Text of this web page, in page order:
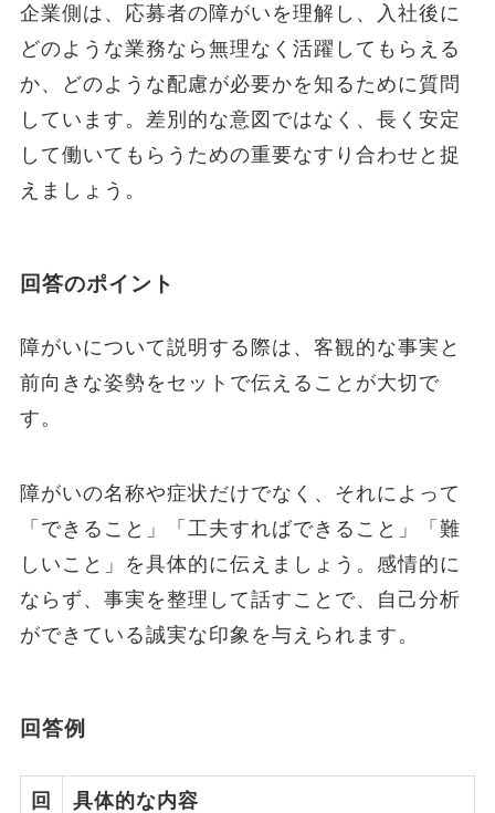
企業側は、応募者の障がいを理解し、入社後に
どのような業務なら無理なく活躍してもらえる
か、どのような配慮が必要かを知るために質問
しています。差別的な意図ではなく、長く安定
して働いてもらうための重要なすり合わせと捉
えましょう。
回答のポイント
障がいについて説明する際は、客観的な事実と
前向きな姿勢をセットで伝えることが大切で
す。
障がいの名称や症状だけでなく、それによって
「できること」「工夫すればできること」「難
しいこと」を具体的に伝えましょう。感情的に
ならず、事実を整理して話すことで、自己分析
ができている誠実な印象を与えられます。
回答例
回
具体的な内容